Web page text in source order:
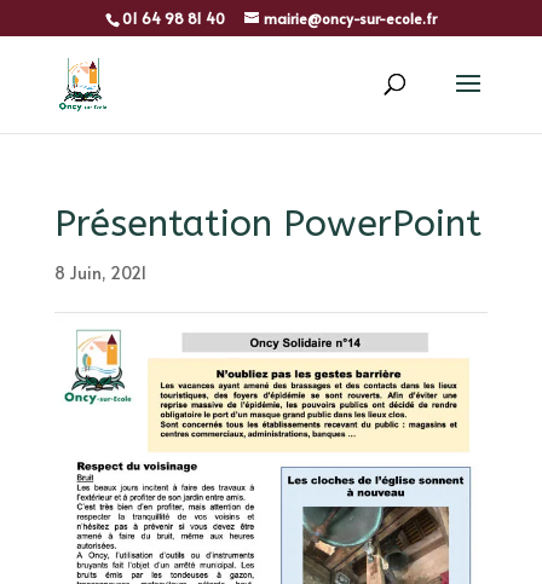
01 64 98 81 40 mairie@oncy-sur-ecole.fr
Présentation PowerPoint
8 Juin, 2021